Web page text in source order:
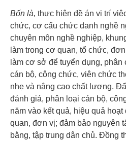
Bốn là, thực hiện đề án vị trí
chức, cơ cấu chức danh nghề
chuyên môn nghề nghiệp,
làm trong cơ quan, tổ chức,
làm cơ sở để tuyển dụng, phân
cán bộ, công chức, viên chức
nhẹ và nâng cao chất lượng.
đánh giá, phân loại cán bộ,
năm vào kết quả, hiệu quả
quan, đơn vị; đảm bảo nguyên
bằng, tập trung dân chủ. Đồng